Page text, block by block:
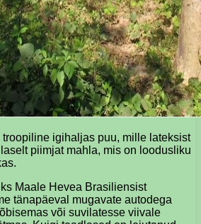
igihaljas puu, mille lateksist
piimjat mahla, mis on loodusliku
Maale Hevea Brasiliensist
tänapäeval mugavate autodega
või suvilatesse viivale